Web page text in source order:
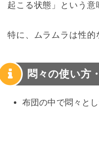
起こる状態」という
特に、ムラムラは性
悶々の使い方
布団の中で悶々と